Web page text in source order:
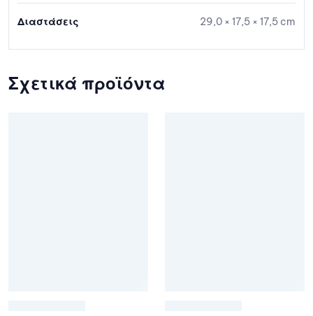
Διαστάσεις 29,0 × 17,5 × 17,5 cm
Σχετικά προϊόντα